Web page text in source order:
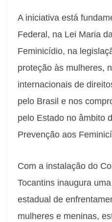
A iniciativa está
Federal, na Lei Maria
Feminicídio, na
proteção às mulheres,
internacionais de
pelo Brasil e nos
pelo Estado no âmbito
Prevenção aos
Com a instalação do
Tocantins inaugura
estadual de
mulheres e meninas,